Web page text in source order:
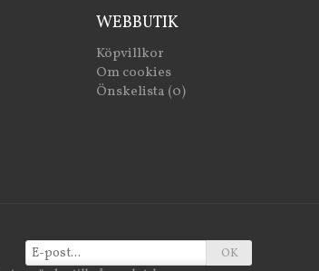
WEBBUTIK
Köpvillkor
Om cookies
Önskelista (0)
OK